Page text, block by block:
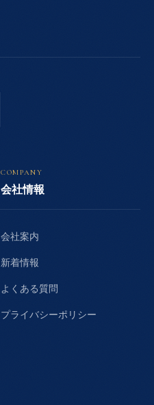
COMPANY
会社情報
会社案内
新着情報
よくある質問
プライバシーポリシー